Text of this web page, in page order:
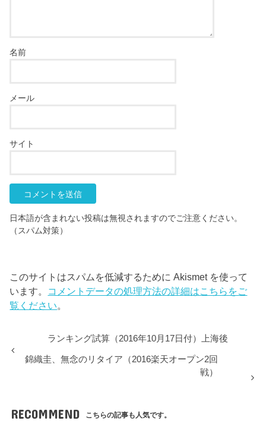
名前
メール
サイト
日本語が含まれない投稿は無視されますのでご注意ください。
（スパム対策）
このサイトはスパムを低減するために Akismet を使って
います。 コメントデータの処理方法の詳細はこちらをご
覧ください。
ランキング試算（2016年10月17日付）上海後
錦織圭、無念のリタイア（2016楽天オープン2回
戦）
RECOMMEND こちらの記事も人気です。